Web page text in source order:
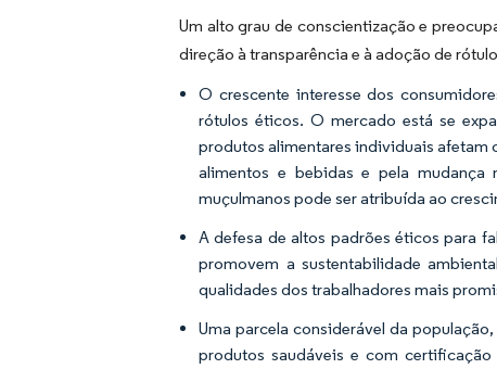
Um alto grau de conscientização e
direção à transparência e à adoção de
O crescente interesse dos
rótulos éticos. O mercado está se
produtos alimentares individuais afetam
alimentos e bebidas e pela
muçulmanos pode ser atribuída ao
A defesa de altos padrões éticos para
promovem a sustentabilidade
qualidades dos trabalhadores mais
Uma parcela considerável da
produtos saudáveis e com